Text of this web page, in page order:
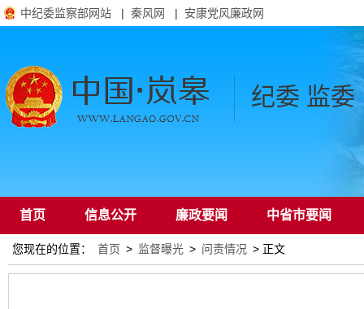
中纪委监察部网站 | 秦风网 | 安康党风廉政网
纪委 监委
首页 信息公开 廉政要闻 中省市要闻
通知公告
您现在的位置： 首页 > 监督曝光 > 问责情况 > 正文